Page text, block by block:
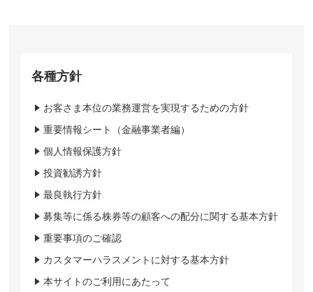
各種方針
お客さま本位の業務運営を実現するための方針
重要情報シート（金融事業者編）
個人情報保護方針
投資勧誘方針
最良執行方針
募集等に係る株券等の顧客への配分に関する基本方針
重要事項のご確認
カスタマーハラスメントに対する基本方針
本サイトのご利用にあたって